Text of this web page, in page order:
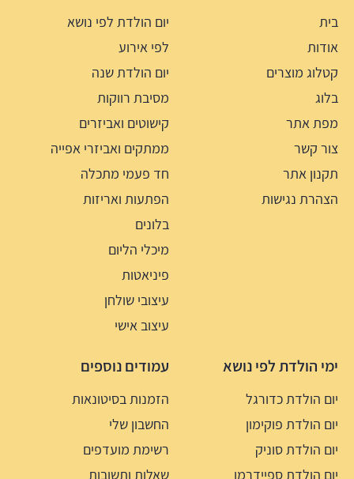
בית
אודות
קטלוג מוצרים
בלוג
מפת אתר
צור קשר
תקנון אתר
הצהרת נגישות
יום הולדת לפי נושא
לפי אירוע
יום הולדת שנה
מסיבת רווקות
קישוטים ואביזרים
ממתקים ואביזרי אפייה
חד פעמי מתכלה
הפתעות ואריזות
בלונים
מיכלי הליום
פיניאטות
עיצובי שולחן
עיצוב אישי
ימי הולדת לפי נושא
יום הולדת כדורגל
יום הולדת פוקימון
יום הולדת סוניק
יום הולדת ספיידרמן
עמודים נוספים
הזמנות בסיטונאות
החשבון שלי
רשימת מועדפים
שאלות ותשובות